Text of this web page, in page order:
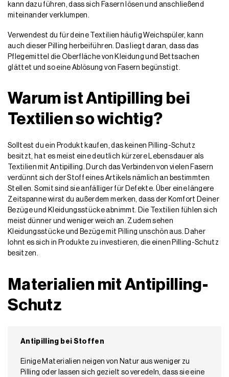
kann dazu führen, dass sich Fasern lösen und anschließend
miteinander verklumpen.
Verwendest du für deine Textilien häufig Weichspüler, kann
auch dieser Pilling herbeiführen. Das liegt daran, dass das
Pflegemittel die Oberfläche von Kleidung und Bettsachen
glättet und so eine Ablösung von Fasern begünstigt.
Warum ist Antipilling bei
Textilien so wichtig?
Solltest du ein Produkt kaufen, das keinen Pilling-Schutz
besitzt, hat es meist eine deutlich kürzere Lebensdauer als
Textilien mit Antipilling. Durch das Verbinden von vielen Fasern
verdünnt sich der Stoff eines Artikels nämlich an bestimmten
Stellen. Somit sind sie anfälliger für Defekte. Über eine längere
Zeitspanne wirst du außerdem merken, dass der Komfort Deiner
Bezüge und Kleidungsstücke abnimmt. Die Textilien fühlen sich
meist dünner und weniger weich an. Zudem sehen
Kleidungsstücke und Bezüge mit Pilling unschön aus. Daher
lohnt es sich in Produkte zu investieren, die einen Pilling-Schutz
besitzen.
Materialien mit Antipilling-
Schutz
Antipilling bei Stoffen
Einige Materialien neigen von Natur aus weniger zu
Pilling oder lassen sich gezielt so veredeln, dass sie eine